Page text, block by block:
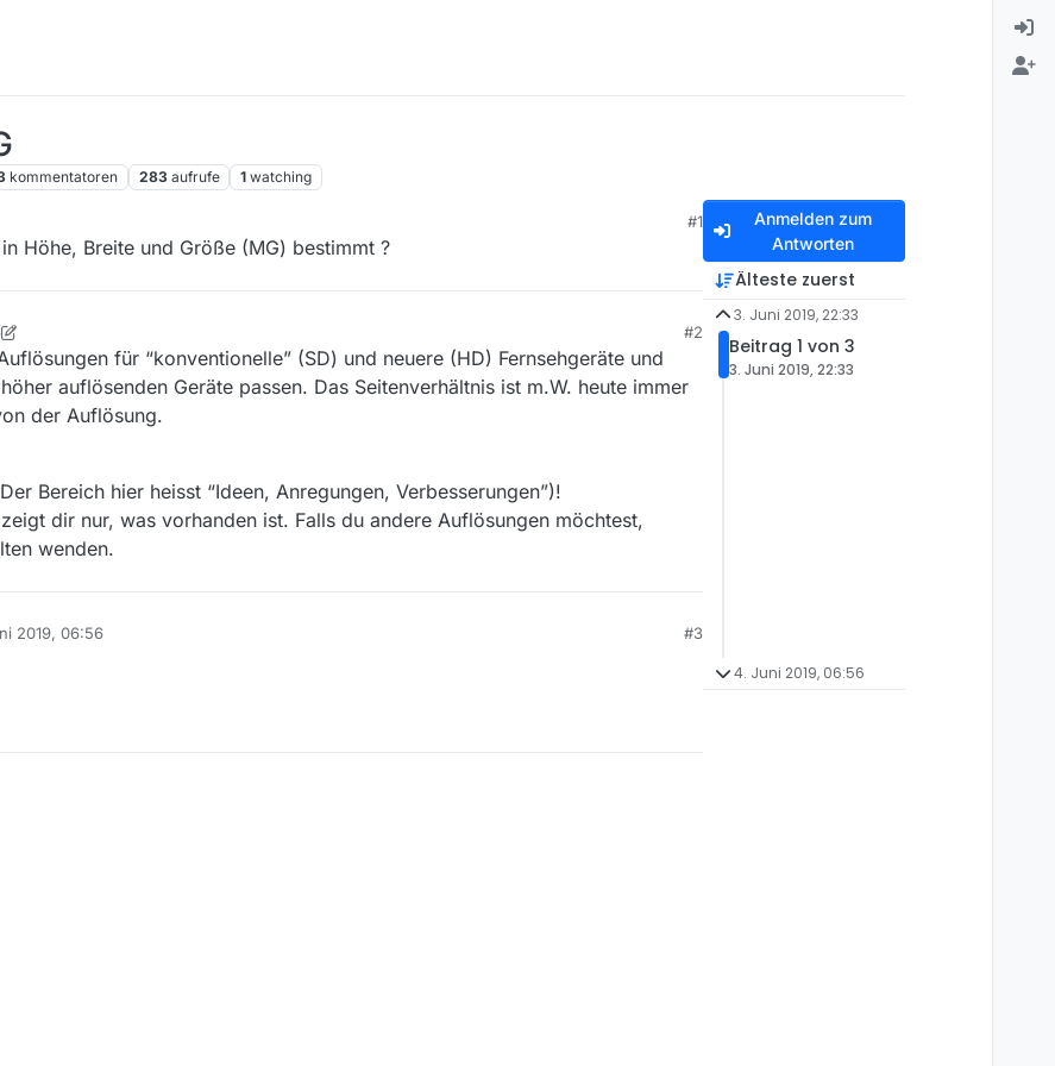
kommentatoren 283 aufrufe 1 watching
#1
Höhe, Breite und Größe (MG) bestimmt ?
#2
für “konventionelle” (SD) und neuere (HD) Fernsehgeräte und
auflösenden Geräte passen. Das Seitenverhältnis ist m.W. heute immer
der Auflösung.
Bereich hier heisst “Ideen, Anregungen, Verbesserungen”)!
dir nur, was vorhanden ist. Falls du andere Auflösungen möchtest,
wenden.
2019, 06:56 #3
Anmelden zum
Antworten
Älteste zuerst
3. Juni 2019, 22:33
Beitrag 1 von 3
3. Juni 2019, 22:33
4. Juni 2019, 06:56